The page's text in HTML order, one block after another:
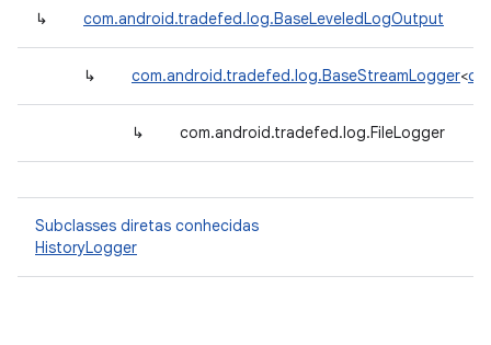
↳ com.android.tradefed.log.BaseLeveledLogOutput
↳ com.android.tradefed.log.BaseStreamLogger<
↳ com.android.tradefed.log.FileLogger
Subclasses diretas conhecidas
HistoryLogger